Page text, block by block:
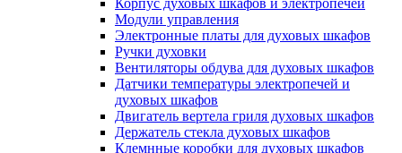
Корпус духовых шкафов и электропечей
Модули управления
Электронные платы для духовых шкафов
Ручки духовки
Вентиляторы обдува для духовых шкафов
Датчики температуры электропечей и
духовых шкафов
Двигатель вертела гриля духовых шкафов
Держатель стекла духовых шкафов
Клемнные коробки для духовых шкафов